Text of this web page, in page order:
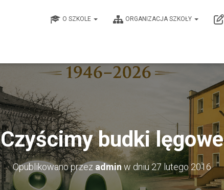
O SZKOLE ORGANIZACJA SZKOŁY
Czyścimy budki lęgowe
Opublikowano przez admin w dniu27 lutego 2016